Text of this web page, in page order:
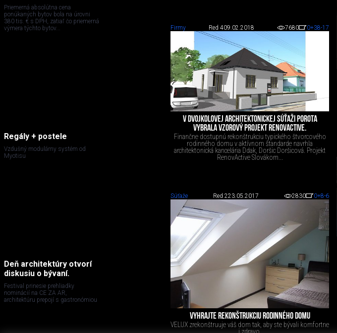
Priemerná absolútna cena
ponúkaných bytov bola na úrovni
380 tis. € s DPH, zatiaľ čo priemerná
výmera týchto bytov...
Regály + postele
Vzdušný modulárny systém od
Myotisu
Deň architektúry otvorí
diskusiu o bývaní.
Festival prinesie prehliadky
nominácií na CE ZA AR,
architektúru prepojí s gastronómiou
Firmy Red 409.02.2018 7680 0+38-17
V DVOJKOLOVEJ ARCHITEKTONICKEJ SÚŤAŽI POROTA
VYBRALA VZOROVÝ PROJEKT RENOVACTIVE.
Finančne dostupnú rekonštrukciu typického štvorcového
rodinného domu v aktívnom štandarde navrhla
architektonická kancelária Ddak, Doršic Doršicová. Projekt
RenovActive Slovákom...
Súťaže Red 223.05.2017 2830 0+8-6
VYHRAJTE REKONŠTRUKCIU RODINNÉHO DOMU
VELUX zrekonštruuje váš dom tak, aby ste bývali komfortne